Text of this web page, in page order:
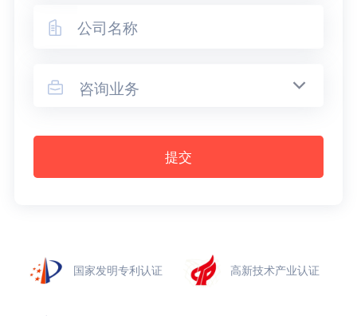

 咨询业务
提交
国家发明专利认证 高新技术产业认证